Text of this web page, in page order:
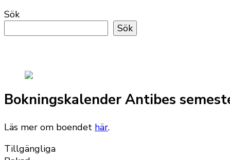
Sök
Sök
Bokningskalender Antibes
Läs mer om boendet här.
Tillgängliga